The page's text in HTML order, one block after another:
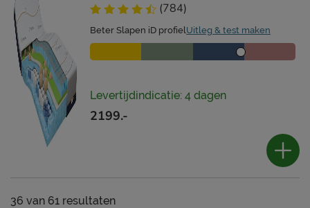
(784)
Beter Slapen iD profielUitleg & test maken
Levertijdindicatie: 4 dagen
2199.-
36 van 61 resultaten